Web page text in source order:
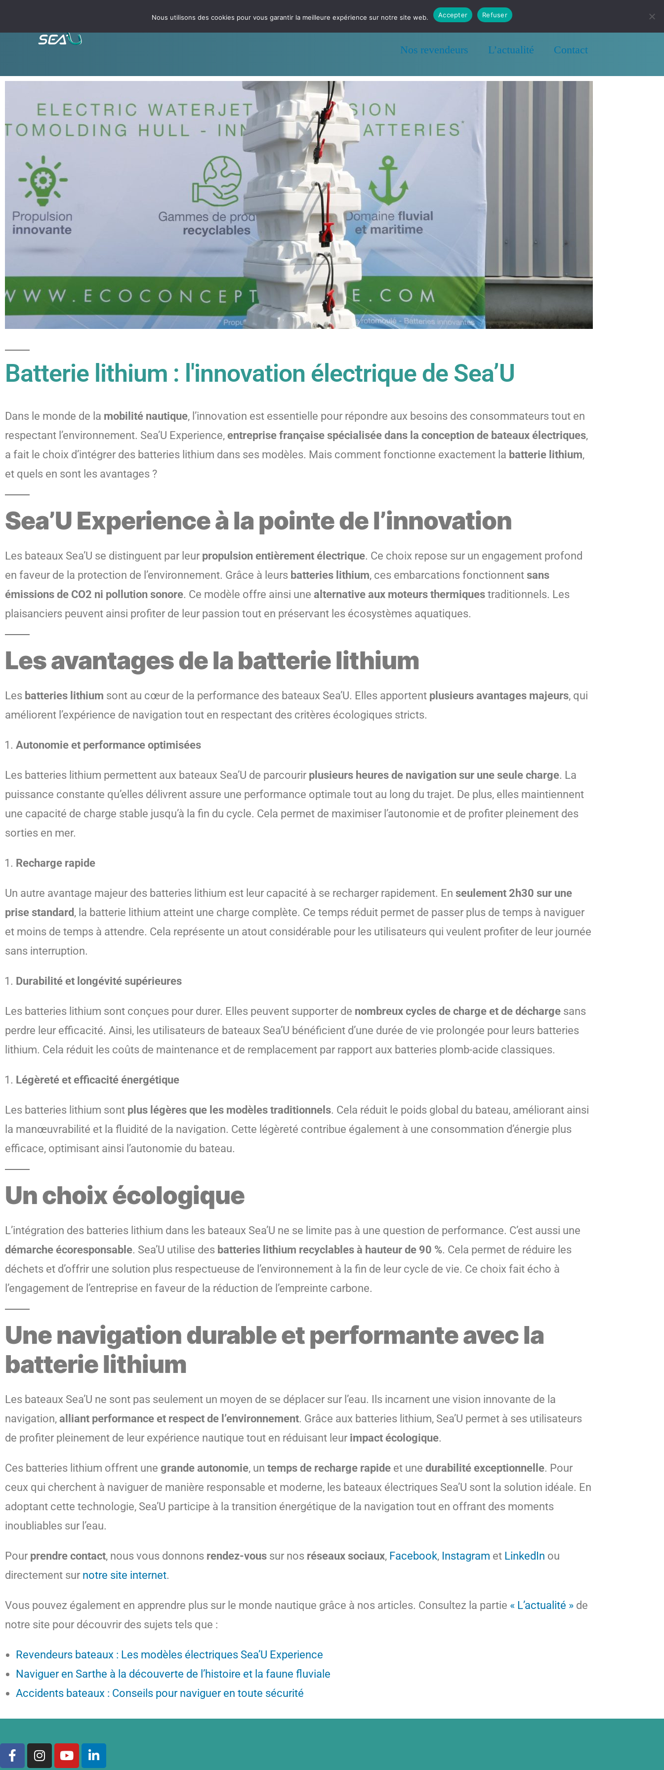
Nos produits
Simulateur de rentabilité
Nos revendeurs
L’actualité Contact
Batterie lithium : l'innovation électrique de Sea’U
Dans le monde de la mobilité nautique, l’innovation est essentielle pour répondre aux besoins des consommateurs tout en
respectant l’environnement. Sea’U Experience, entreprise française spécialisée dans la conception de bateaux électriques,
a fait le choix d’intégrer des batteries lithium dans ses modèles. Mais comment fonctionne exactement la batterie lithium,
et quels en sont les avantages ?
Sea’U Experience à la pointe de l’innovation
Les bateaux Sea’U se distinguent par leur propulsion entièrement électrique. Ce choix repose sur un engagement profond
en faveur de la protection de l’environnement. Grâce à leurs batteries lithium, ces embarcations fonctionnent sans
émissions de CO2 ni pollution sonore. Ce modèle offre ainsi une alternative aux moteurs thermiques traditionnels. Les
plaisanciers peuvent ainsi profiter de leur passion tout en préservant les écosystèmes aquatiques.
Les avantages de la batterie lithium
Les batteries lithium sont au cœur de la performance des bateaux Sea’U. Elles apportent plusieurs avantages majeurs, qui
améliorent l’expérience de navigation tout en respectant des critères écologiques stricts.
Autonomie et performance optimisées
Les batteries lithium permettent aux bateaux Sea’U de parcourir plusieurs heures de navigation sur une seule charge. La
puissance constante qu’elles délivrent assure une performance optimale tout au long du trajet. De plus, elles maintiennent
une capacité de charge stable jusqu’à la fin du cycle. Cela permet de maximiser l’autonomie et de profiter pleinement des
sorties en mer.
Recharge rapide
Un autre avantage majeur des batteries lithium est leur capacité à se recharger rapidement. En seulement 2h30 sur une
prise standard , la batterie lithium atteint une charge complète. Ce temps réduit permet de passer plus de temps à naviguer
et moins de temps à attendre. Cela représente un atout considérable pour les utilisateurs qui veulent profiter de leur journée
sans interruption.
Durabilité et longévité supérieures
Les batteries lithium sont conçues pour durer. Elles peuvent supporter de nombreux cycles de charge et de décharge sans
perdre leur efficacité. Ainsi, les utilisateurs de bateaux Sea’U bénéficient d’une durée de vie prolongée pour leurs batteries
lithium. Cela réduit les coûts de maintenance et de remplacement par rapport aux batteries plomb-acide classiques.
Légèreté et efficacité énergétique
Les batteries lithium sont plus légères que les modèles traditionnels. Cela réduit le poids global du bateau, améliorant ainsi
la manœuvrabilité et la fluidité de la navigation. Cette légèreté contribue également à une consommation d’énergie plus
efficace, optimisant ainsi l’autonomie du bateau.
Un choix écologique
L’intégration des batteries lithium dans les bateaux Sea’U ne se limite pas à une question de performance. C’est aussi une
démarche écoresponsable. Sea’U utilise des batteries lithium recyclables à hauteur de 90 %. Cela permet de réduire les
déchets et d’offrir une solution plus respectueuse de l’environnement à la fin de leur cycle de vie. Ce choix fait écho à
l’engagement de l’entreprise en faveur de la réduction de l’empreinte carbone.
Une navigation durable et performante avec la
batterie lithium
Les bateaux Sea’U ne sont pas seulement un moyen de se déplacer sur l’eau. Ils incarnent une vision innovante de la
navigation, alliant performance et respect de l’environnement. Grâce aux batteries lithium, Sea’U permet à ses utilisateurs
de profiter pleinement de leur expérience nautique tout en réduisant leur impact écologique.
Ces batteries lithium offrent une grande autonomie, un temps de recharge rapide et une durabilité exceptionnelle. Pour
ceux qui cherchent à naviguer de manière responsable et moderne, les bateaux électriques Sea’U sont la solution idéale. En
adoptant cette technologie, Sea’U participe à la transition énergétique de la navigation tout en offrant des moments
inoubliables sur l’eau.
Pour prendre contact, nous vous donnons rendez-vous sur nos réseaux sociaux, Facebook, Instagram et LinkedIn ou
directement sur notre site internet.
Vous pouvez également en apprendre plus sur le monde nautique grâce à nos articles. Consultez la partie « L’actualité » de
notre site pour découvrir des sujets tels que :
Revendeurs bateaux : Les modèles électriques Sea’U Experience
Naviguer en Sarthe à la découverte de l’histoire et la faune fluviale
Accidents bateaux : Conseils pour naviguer en toute sécurité
Nous utilisons des cookies pour vous garantir la meilleure expérience sur notre site web. Accepter Refuser